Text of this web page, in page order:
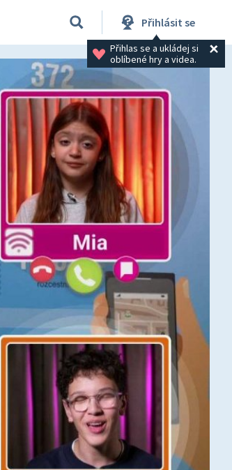
Přihlásit se
Přihlas se a ukládej si
oblíbené hry a videa.